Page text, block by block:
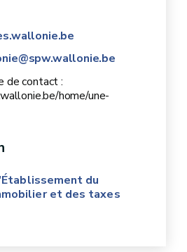
de contact :
home/une-
du
et des taxes